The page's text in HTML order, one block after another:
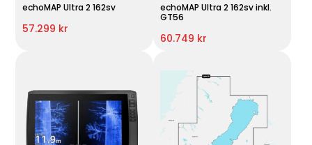
echoMAP Ultra 2 162sv
57.299 kr
echoMAP Ultra 2 162sv inkl.
GT56
60.749 kr